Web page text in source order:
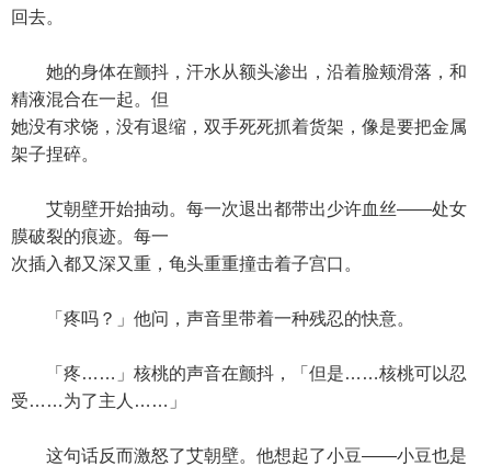
回去。
她的身体在颤抖，汗水从额头渗出，沿着脸颊滑落，和
精液混合在一起。但
她没有求饶，没有退缩，双手死死抓着货架，像是要把金属
架子捏碎。
艾朝壁开始抽动。每一次退出都带出少许血丝——处女
膜破裂的痕迹。每一
次插入都又深又重，龟头重重撞击着子宫口。
「疼吗？」他问，声音里带着一种残忍的快意。
「疼……」核桃的声音在颤抖，「但是……核桃可以忍
受……为了主人……」
这句话反而激怒了艾朝壁。他想起了小豆——小豆也是